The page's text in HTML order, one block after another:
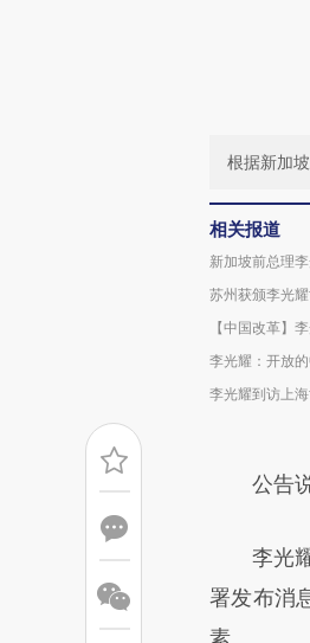
根据新加
相关报道
新加坡前总理
苏州获颁李光
【中国改革】
李光耀：开放
李光耀到访上
公告说
李光耀
署发布消
素。